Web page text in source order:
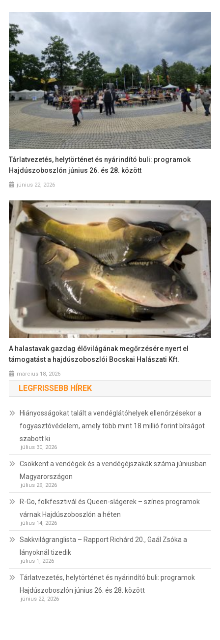
Tárlatvezetés, helytörténet és nyárindító buli: programok
Hajdúszoboszlón június 26. és 28. között
június 22, 2026
A halastavak gazdag élővilágának megőrzésére nyert el
támogatást a hajdúszoboszlói Bocskai Halászati Kft.
március 18, 2026
LEGFRISSEBB HÍREK
Hiányosságokat talált a vendéglátóhelyek ellenőrzésekor a
fogyasztóvédelem, amely több mint 18 millió forint bírságot
szabott ki
július 30, 2026
Csökkent a vendégek és a vendégéjszakák száma júniusban
Magyarországon
július 29, 2026
R-Go, folkfesztivál és Queen-slágerek – színes programok
várnak Hajdúszoboszlón a héten
július 14, 2026
Sakkvilágranglista – Rapport Richárd 20., Gaál Zsóka a
lányoknál tizedik
július 1, 2026
Tárlatvezetés, helytörténet és nyárindító buli: programok
Hajdúszoboszlón június 26. és 28. között
június 22, 2026